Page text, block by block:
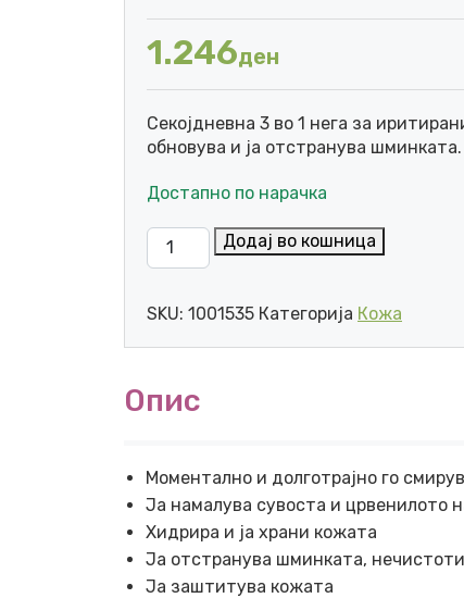
1.246ден
Секојдневна 3 во 1 нега за
обновува и ја отстранува шминката.
Достапно по нарачка
BIODERMA ATODERM INTENSIVE
Додај во кошница
SKU: 1001535 Категорија Кожа
Опис
Моментално и долготрајно го
Ја намалува сувоста и црвенилото
Хидрира и ја храни кожата
Ја отстранува шминката,
Ја заштитува кожата